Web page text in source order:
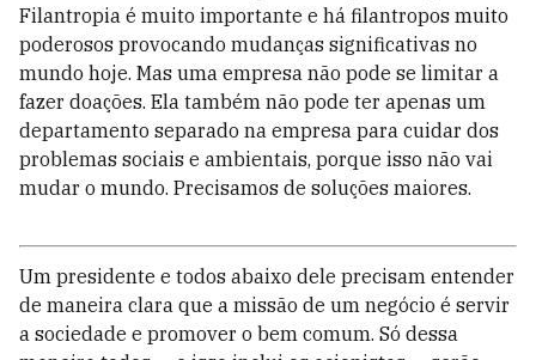
Filantropia é muito importante e há filantropos muito
poderosos provocando mudanças significativas no
mundo hoje. Mas uma empresa não pode se limitar a
fazer doações. Ela também não pode ter apenas um
departamento separado na empresa para cuidar dos
problemas sociais e ambientais, porque isso não vai
mudar o mundo. Precisamos de soluções maiores.
Um presidente e todos abaixo dele precisam entender
de maneira clara que a missão de um negócio é servir
a sociedade e promover o bem comum. Só dessa